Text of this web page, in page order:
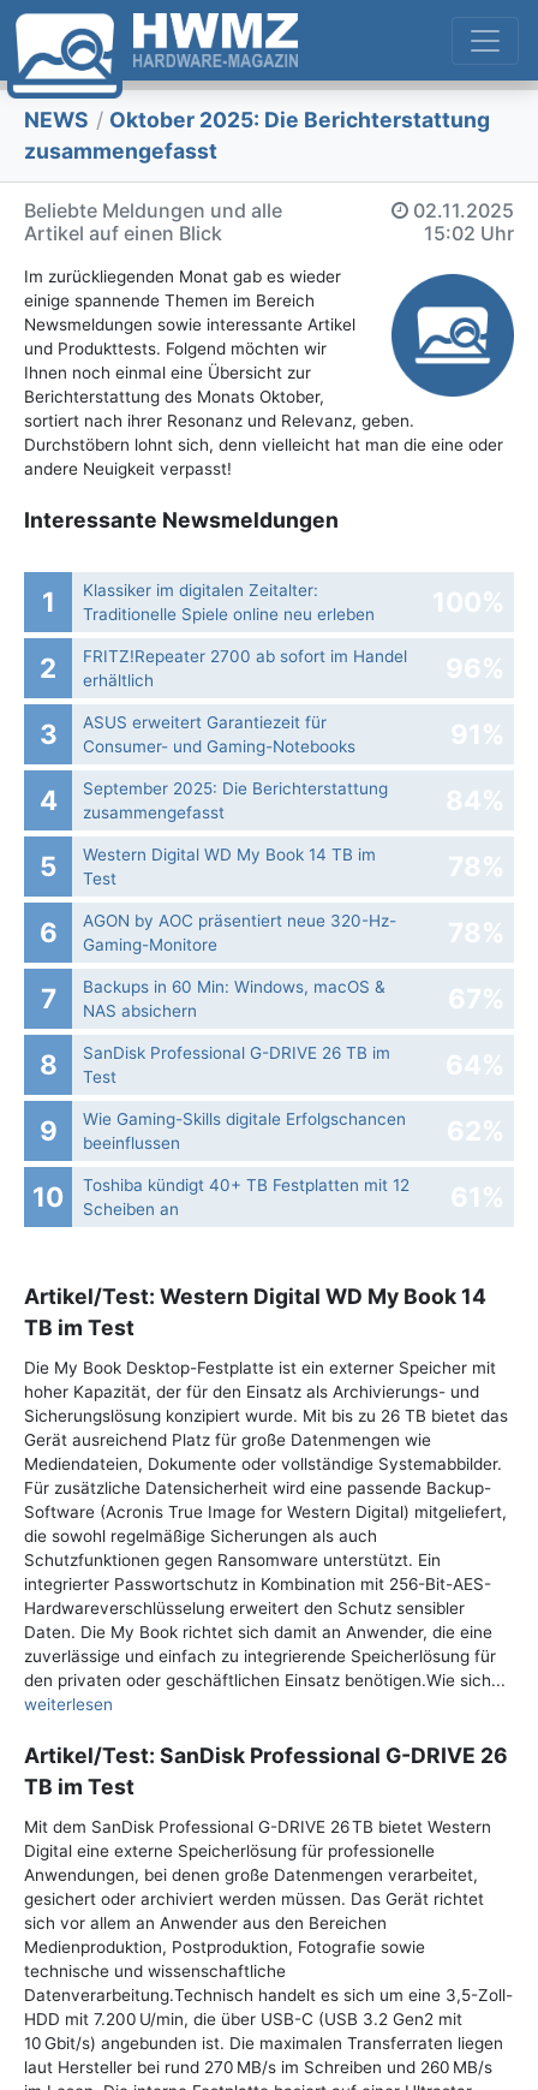
NEWS / Oktober 2025: Die Bericht­erstattung
zusammengefasst
Beliebte Meldungen und alle
Artikel auf einen Blick
02.11.2025
15:02 Uhr
Im zurückliegenden Monat gab es wieder
einige spannende Themen im Bereich
Newsmeldungen sowie interessante Artikel
und Produkttests. Folgend möchten wir
Ihnen noch einmal eine Übersicht zur
Berichterstattung des Monats Oktober,
sortiert nach ihrer Resonanz und Relevanz, geben.
Durchstöbern lohnt sich, denn vielleicht hat man die eine oder
andere Neuigkeit verpasst!
Interessante Newsmeldungen
1
Klassiker im digitalen Zeitalter:
Traditionelle Spiele online neu erleben
100%
2
FRITZ!Repeater 2700 ab sofort im Handel
erhältlich
96%
3
ASUS erweitert Garantiezeit für
Consumer- und Gaming-Notebooks
91%
4
September 2025: Die Bericht­erstattung
zusammengefasst
84%
5
Western Digital WD My Book 14 TB im
Test
78%
6
AGON by AOC präsentiert neue 320-Hz-
Gaming-Monitore
78%
7
Backups in 60 Min: Windows, macOS &
NAS absichern
67%
8
SanDisk Professional G-DRIVE 26 TB im
Test
64%
9
Wie Gaming-Skills digitale Erfolgschancen
beeinflussen
62%
10
Toshiba kündigt 40+ TB Festplatten mit 12
Scheiben an
61%
Artikel/Test: Western Digital WD My Book 14
TB im Test
Die My Book Desktop-Festplatte ist ein externer Speicher mit
hoher Kapazität, der für den Einsatz als Archivierungs- und
Sicherungslösung konzipiert wurde. Mit bis zu 26 TB bietet das
Gerät ausreichend Platz für große Datenmengen wie
Mediendateien, Dokumente oder vollständige Systemabbilder.
Für zusätzliche Datensicherheit wird eine passende Backup-
Software (Acronis True Image for Western Digital) mitgeliefert,
die sowohl regelmäßige Sicherungen als auch
Schutzfunktionen gegen Ransomware unterstützt. Ein
integrierter Passwortschutz in Kombination mit 256-Bit-AES-
Hardwareverschlüsselung erweitert den Schutz sensibler
Daten. Die My Book richtet sich damit an Anwender, die eine
zuverlässige und einfach zu integrierende Speicherlösung für
den privaten oder geschäftlichen Einsatz benötigen.Wie sich...
weiterlesen
Artikel/Test: SanDisk Professional G-DRIVE 26
TB im Test
Mit dem SanDisk Professional G-DRIVE 26 TB bietet Western
Digital eine externe Speicherlösung für professionelle
Anwendungen, bei denen große Datenmengen verarbeitet,
gesichert oder archiviert werden müssen. Das Gerät richtet
sich vor allem an Anwender aus den Bereichen
Medienproduktion, Postproduktion, Fotografie sowie
technische und wissenschaftliche
Datenverarbeitung.Technisch handelt es sich um eine 3,5-Zoll-
HDD mit 7.200 U/min, die über USB-C (USB 3.2 Gen2 mit
10 Gbit/s) angebunden ist. Die maximalen Transferraten liegen
laut Hersteller bei rund 270 MB/s im Schreiben und 260 MB/s